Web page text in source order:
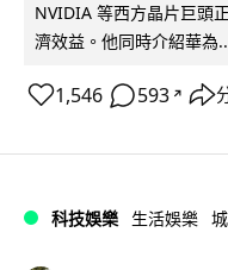
NVIDIA 等西方晶片巨頭
濟效益。他同時介紹華為
1,546 593 ↗
科技娛樂 生活娛樂